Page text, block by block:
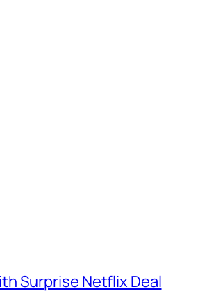
Surprise Netflix Deal